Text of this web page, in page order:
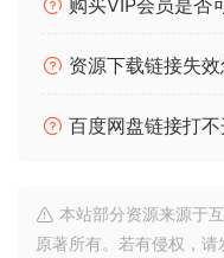
Cakewalk Next 有严重
离线状态时，它会在启动
机上运行，​​而它具有离线
R2R 为该环境创造了一
购买VIP会员是否
资源下载链接失效
百度网盘链接打不
本站部分资源来源于
原著所有。若有侵权，请